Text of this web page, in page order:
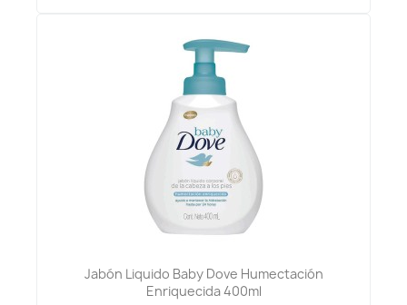
Jabón Liquido Baby Dove Humectación
Enriquecida 400ml